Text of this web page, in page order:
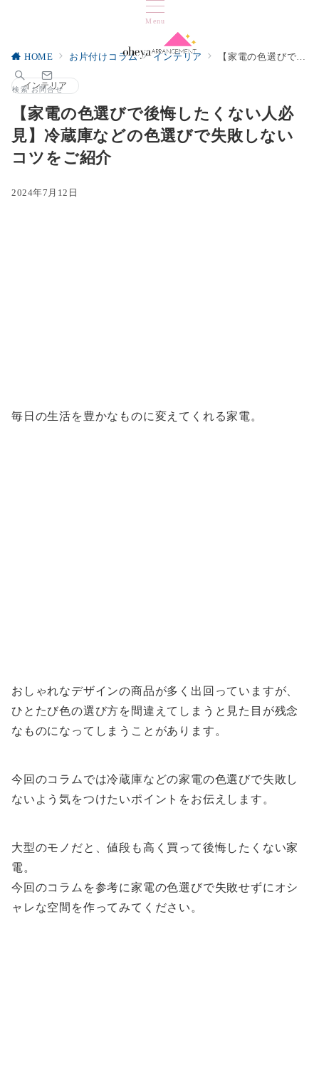
Menu
検索 お問合せ
HOME お片付けコラム インテリア 【家電の色選びで後悔したくない人必見】冷蔵庫などの色選びで失敗しないコツをご紹介
インテリア
【家電の色選びで後悔したくない人必
見】冷蔵庫などの色選びで失敗しない
コツをご紹介
2024年7月12日
毎日の生活を豊かなものに変えてくれる家電。
おしゃれなデザインの商品が多く出回っていますが、
ひとたび色の選び方を間違えてしまうと見た目が残念
なものになってしまうことがあります。
今回のコラムでは冷蔵庫などの家電の色選びで失敗し
ないよう気をつけたいポイントをお伝えします。
大型のモノだと、値段も高く買って後悔したくない家
電。
今回のコラムを参考に家電の色選びで失敗せずにオシ
ャレな空間を作ってみてください。